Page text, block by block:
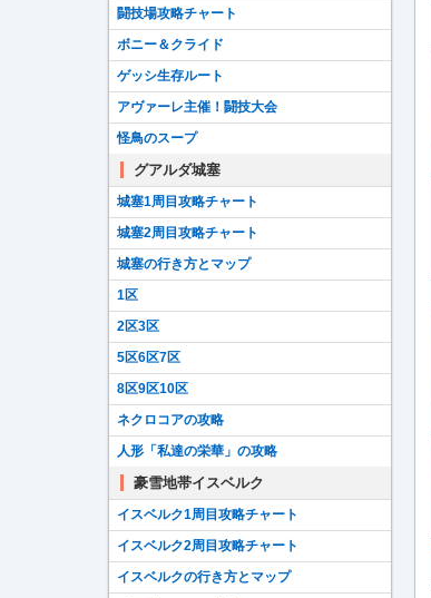
闘技場攻略チャート
ボニー＆クライド
ゲッシ生存ルート
アヴァーレ主催！闘技大会
怪鳥のスープ
グアルダ城塞
城塞1周目攻略チャート
城塞2周目攻略チャート
城塞の行き方とマップ
1区
2区3区
5区6区7区
8区9区10区
ネクロコアの攻略
人形「私達の栄華」の攻略
豪雪地帯イスベルク
イスベルク1周目攻略チャート
イスベルク2周目攻略チャート
イスベルクの行き方とマップ